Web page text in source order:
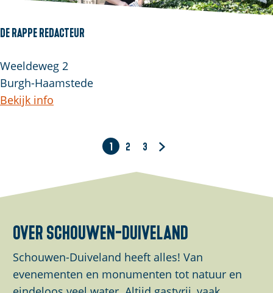
De Rappe Redacteur
Weeldeweg 2
Burgh-Haamstede
Bekijk info
H
g
e
p
a
1
G
a
r
p
a
g
2
G
r
p
a
g
3
G
r
d
e
v
over schouwen-duiveland
Schouwen-Duiveland heeft alles! Van
evenementen en monumenten tot natuur en